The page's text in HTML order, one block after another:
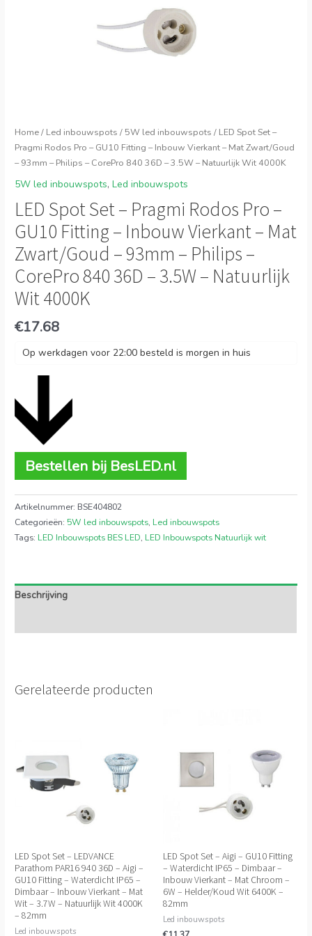
Home/ Led inbouwspots / 5W led inbouwspots / LED Spot Set –
Pragmi Rodos Pro – GU10 Fitting – Inbouw Vierkant – Mat Zwart/Goud
– 93mm – Philips – CorePro 840 36D – 3.5W – Natuurlijk Wit 4000K
5W led inbouwspots,Led inbouwspots
LED Spot Set – Pragmi Rodos Pro –
GU10 Fitting – Inbouw Vierkant – Mat
Zwart/Goud – 93mm – Philips –
CorePro 840 36D – 3.5W – Natuurlijk
Wit 4000K
€17.68
Op werkdagen voor 22:00 besteld is morgen in huis
Bestellen bij BesLED.nl
Artikelnummer: BSE404802
Categorieën: 5W led inbouwspots, Led inbouwspots
Tags: LED Inbouwspots BES LED, LED Inbouwspots Natuurlijk wit
Beschrijving
Gerelateerde producten
LED Spot Set – LEDVANCE
Parathom PAR16 940 36D – Aigi –
GU10 Fitting – Waterdicht IP65 –
Dimbaar – Inbouw Vierkant – Mat
Wit – 3.7W – Natuurlijk Wit 4000K
– 82mm
Led inbouwspots
LED Spot Set – Aigi – GU10 Fitting
– Waterdicht IP65 – Dimbaar –
Inbouw Vierkant – Mat Chroom –
6W – Helder/Koud Wit 6400K –
82mm
Led inbouwspots